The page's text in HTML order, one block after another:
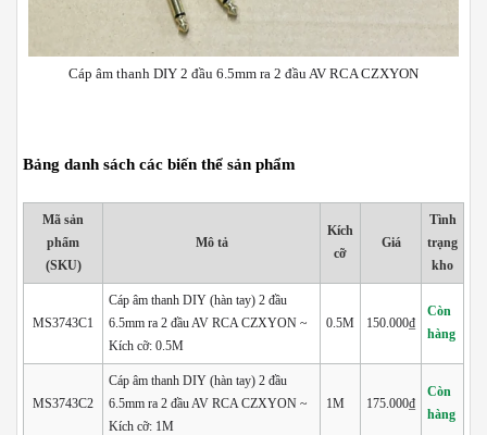
Cáp âm thanh DIY 2 đầu 6.5mm ra 2 đầu AV RCA CZXYON
Bảng danh sách các biến thể sản phẩm
Mã sản
phẩm
(SKU)
Mô tả
Kích
cỡ
Giá
Tình
trạng
kho
MS3743C1
Cáp âm thanh DIY (hàn tay) 2 đầu
6.5mm ra 2 đầu AV RCA CZXYON ~
Kích cỡ: 0.5M
0.5M 150.000₫
Còn
hàng
MS3743C2
Cáp âm thanh DIY (hàn tay) 2 đầu
6.5mm ra 2 đầu AV RCA CZXYON ~
Kích cỡ: 1M
1M 175.000₫
Còn
hàng